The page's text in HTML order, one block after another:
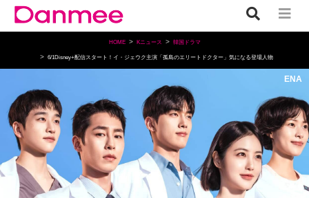
HOME Kニュース 韓国ドラマ
6/1Disney+配信スタート！イ・ジェウク主演「孤島のエリートドクター」気になる登場人物
ENA